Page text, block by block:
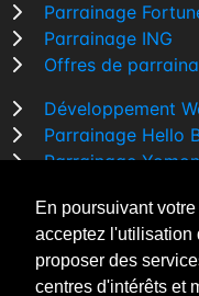
En poursuivant
acceptez l'utilisation
proposer des
centres d'intérêts et
Parrainage
Parrainage ING
Offres de
Développement
Parrainage Hello
Parrainage
Comparatif